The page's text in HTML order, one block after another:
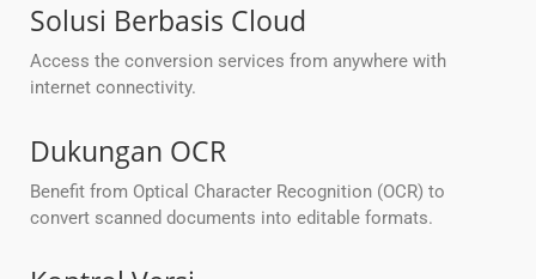
Solusi Berbasis Cloud
Access the conversion services from anywhere with
internet connectivity.
Dukungan OCR
Benefit from Optical Character Recognition (OCR) to
convert scanned documents into editable formats.